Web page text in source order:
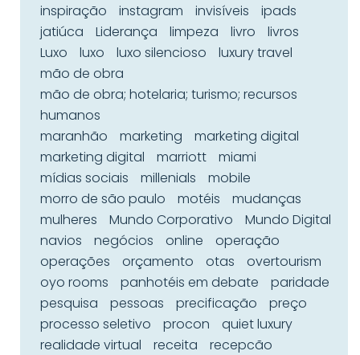
inspiração
instagram invisíveis
ipads
jatiúca
Liderança limpeza livro
livros
Luxo
luxo luxo silencioso
luxury travel
mão de obra
mão de obra; hotelaria; turismo; recursos
humanos
maranhão
marketing
marketing digital
marketing digital
marriott
miami
mídias sociais
millenials
mobile
morro de são paulo
motéis
mudanças
mulheres
Mundo Corporativo
Mundo Digital
navios
negócios online
operação
operações
orçamento otas
overtourism
oyo rooms
panhotéis em debate
paridade
pesquisa
pessoas precificação
preço
processo seletivo
procon
quiet luxury
realidade virtual
receita
recepcão